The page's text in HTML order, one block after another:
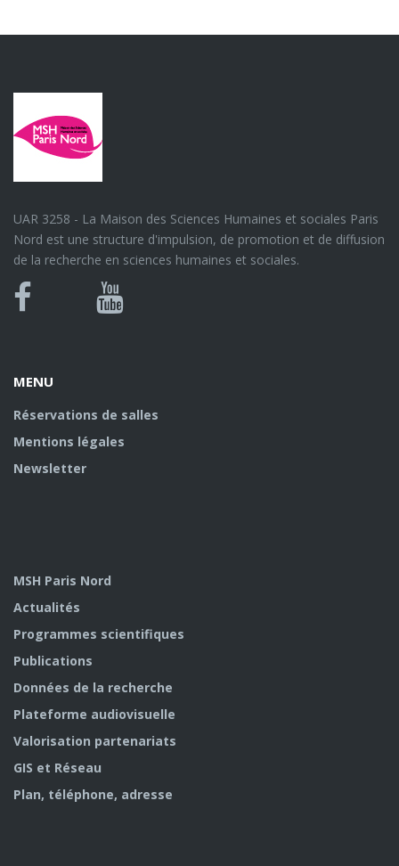
UAR 3258 - La Maison des Sciences Humaines et sociales Paris
Nord est une structure d'impulsion, de promotion et de diffusion
de la recherche en sciences humaines et sociales.
Bluesky
Canal
MENU
Réservations de salles
Mentions légales
Newsletter
MSH Paris Nord
Actualités
Programmes scientifiques
Publications
Données de la recherche
Plateforme audiovisuelle
Valorisation partenariats
GIS et Réseau
Plan, téléphone, adresse